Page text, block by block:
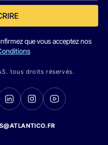
que vous acceptez nos
tous droits réservés.